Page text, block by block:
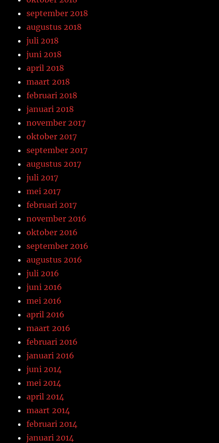
september 2018
augustus 2018
juli 2018
juni 2018
april 2018
maart 2018
februari 2018
januari 2018
november 2017
oktober 2017
september 2017
augustus 2017
juli 2017
mei 2017
februari 2017
november 2016
oktober 2016
september 2016
augustus 2016
juli 2016
juni 2016
mei 2016
april 2016
maart 2016
februari 2016
januari 2016
juni 2014
mei 2014
april 2014
maart 2014
februari 2014
januari 2014